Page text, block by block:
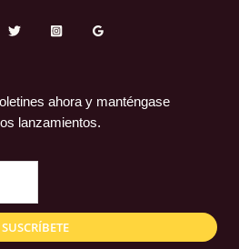
ahora y manténgase
lanzamientos.